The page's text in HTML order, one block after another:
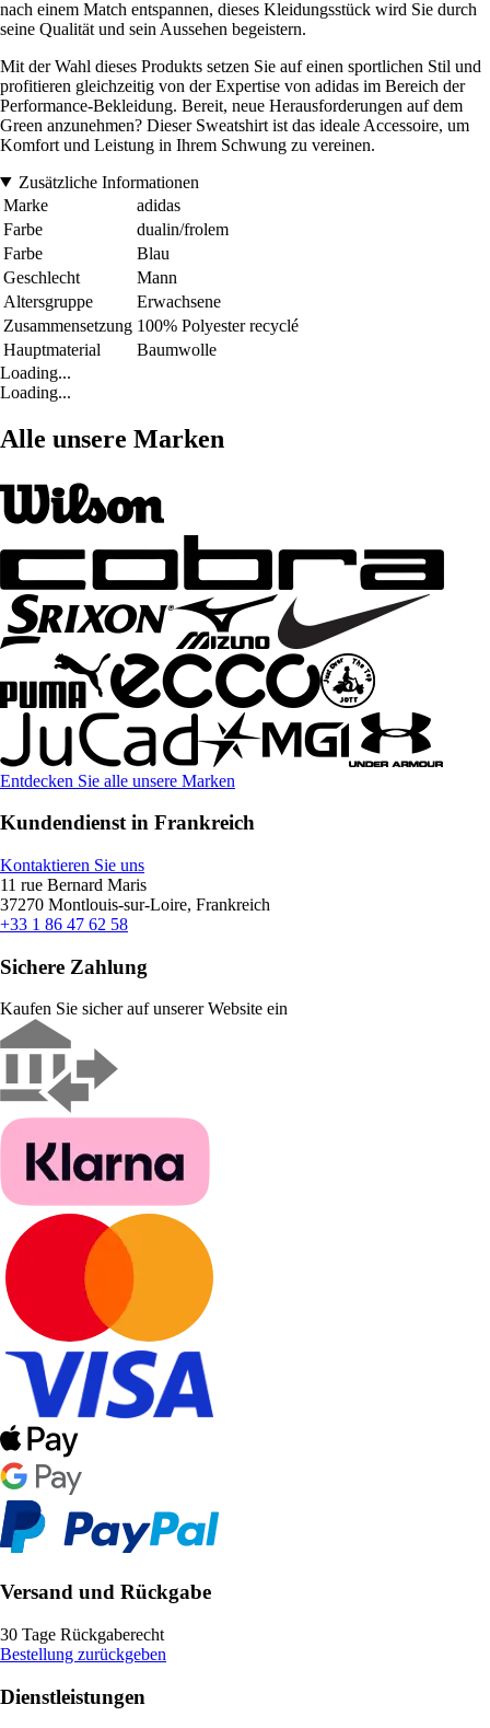
nach einem Match entspannen, dieses Kleidungsstück wird Sie durch
seine Qualität und sein Aussehen begeistern.
Mit der Wahl dieses Produkts setzen Sie auf einen sportlichen Stil und
profitieren gleichzeitig von der Expertise von adidas im Bereich der
Performance-Bekleidung. Bereit, neue Herausforderungen auf dem
Green anzunehmen? Dieser Sweatshirt ist das ideale Accessoire, um
Komfort und Leistung in Ihrem Schwung zu vereinen.
Zusätzliche Informationen
Marke
adidas
Farbe
dualin/frolem
Farbe
Blau
Geschlecht
Mann
Altersgruppe
Erwachsene
Zusammensetzung 100% Polyester recyclé
Hauptmaterial
Baumwolle
Loading...
Loading...
Alle unsere Marken
Entdecken Sie alle unsere Marken
Kundendienst in Frankreich
Kontaktieren Sie uns
11 rue Bernard Maris
37270 Montlouis-sur-Loire, Frankreich
+33 1 86 47 62 58
Sichere Zahlung
Kaufen Sie sicher auf unserer Website ein
Versand und Rückgabe
30 Tage Rückgaberecht
Bestellung zurückgeben
Dienstleistungen